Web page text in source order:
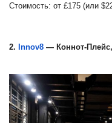
Стоимость: от £175 (или
2. Innov8 — Коннот-